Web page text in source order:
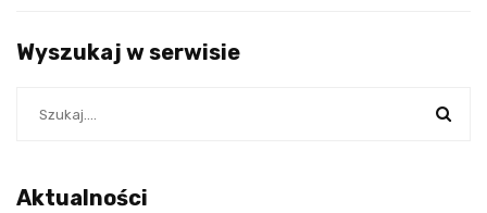
Wyszukaj w serwisie
Aktualności